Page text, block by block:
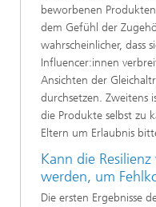
beworbenen
dem Gefühl der
wahrscheinlicher, dass
Influencer:innen
Ansichten der
durchsetzen. Zweitens
die Produkte selbst zu
Eltern um Erlaubnis
Kann die
werden, um
Die ersten Ergebnisse